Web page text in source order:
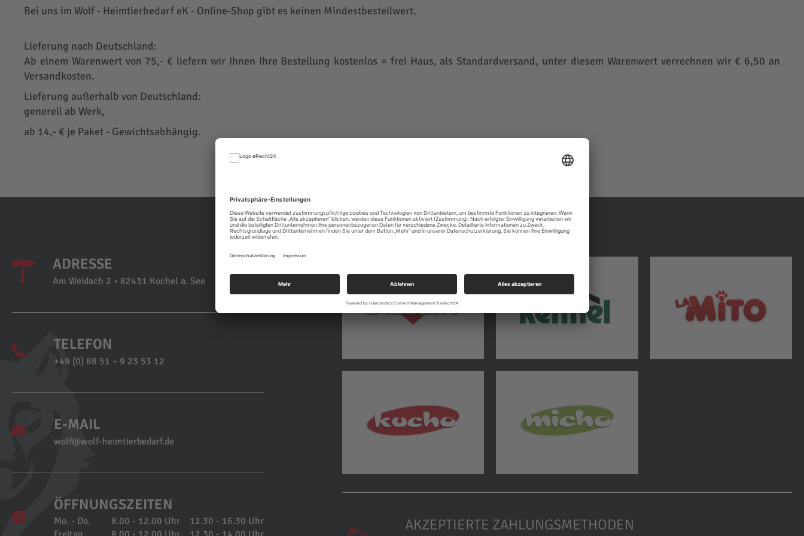
Bei uns im Wolf - Heimtierbedarf eK - Online-Shop gibt es keinen Mindestbestellwert.
Lieferung nach Deutschland:
Ab einem Warenwert von 75,- € liefern wir Ihnen Ihre Bestellung kostenlos = frei Haus, als Standardversand, unter diesem Warenwert verrechnen wir € 6,50 an
Versandkosten.
Lieferung außerhalb von Deutschland:
generell ab Werk,
ab 14,- € je Paket - Gewichtsabhängig.
ADRESSE
Am Weidach 2 • 82431 Kochel a. See
TELEFON
+49 (0) 88 51 – 9 23 53 12
E-MAIL
wolf@wolf-heimtierbedarf.de
ÖFFNUNGSZEITEN
Mo. - Do. 8.00 - 12.00 Uhr
12.30 - 16.30 Uhr
AKZEPTIERTE ZAHLUNGSMETHODEN